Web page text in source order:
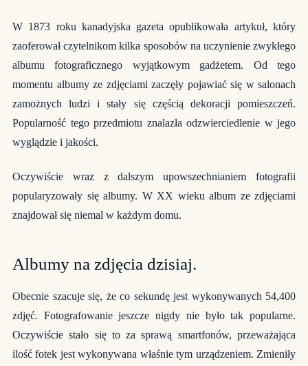
W 1873 roku kanadyjska gazeta opublikowała artykuł, który
zaoferował czytelnikom kilka sposobów na uczynienie zwykłego
albumu fotograficznego wyjątkowym gadżetem. Od tego
momentu albumy ze zdjęciami zaczęły pojawiać się w salonach
zamożnych ludzi i stały się częścią dekoracji pomieszczeń.
Popularność tego przedmiotu znalazła odzwierciedlenie w jego
wyglądzie i jakości.
Oczywiście wraz z dalszym upowszechnianiem fotografii
popularyzowały się albumy. W XX wieku album ze zdjęciami
znajdował się niemal w każdym domu.
Albumy na zdjęcia dzisiaj.
Obecnie szacuje się, że co sekundę jest wykonywanych 54,400
zdjęć. Fotografowanie jeszcze nigdy nie było tak popularne.
Oczywiście stało się to za sprawą smartfonów, przeważająca
ilość fotek jest wykonywana właśnie tym urządzeniem. Zmieniły